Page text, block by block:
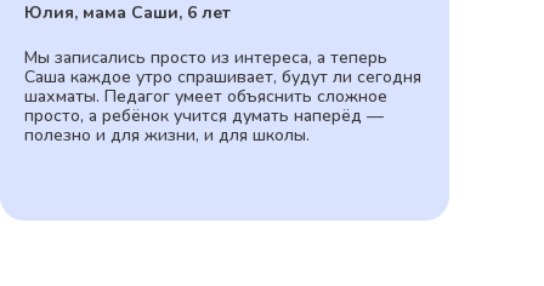
Юлия, мама Саши, 6 лет
Мы записались просто из интереса, а теперь
Саша каждое утро спрашивает, будут ли сегодня
шахматы. Педагог умеет объяснить сложное
просто, а ребёнок учится думать наперёд —
полезно и для жизни, и для школы.